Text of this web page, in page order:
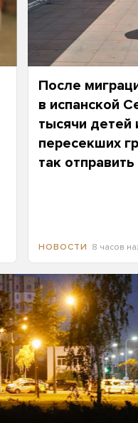
После
в испанской
тысячи детей
пересекших
так
НОВОСТИ 8 часов